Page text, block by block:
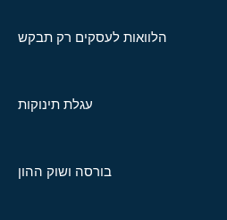
הלוואות לעסקים רק תבקש
עגלת תינוקות
בורסה ושוק ההון